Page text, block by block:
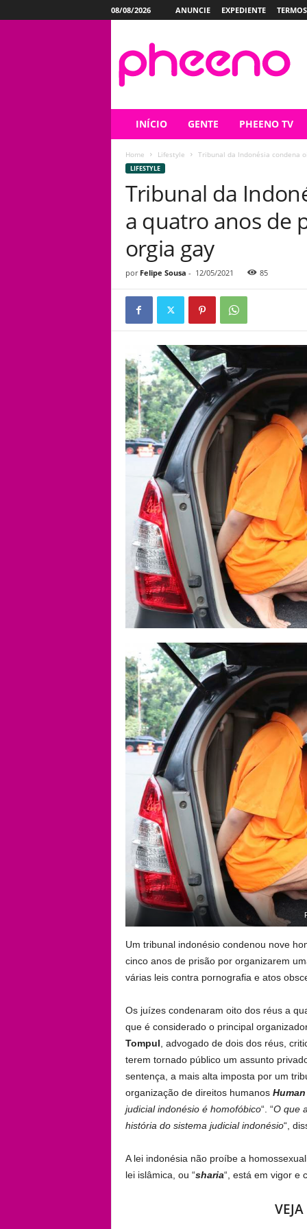
08/08/2026 ANUNCIE EXPEDIENTE
INÍCIO GENTE PHEENO TV
Home Lifestyle Tribunal da Indonésia condena
LIFESTYLE
Tribunal da
a quatro anos de
orgia gay
por Felipe Sousa - 12/05/2021 85
Um tribunal indonésio condenou nove
cinco anos de prisão por organizarem
várias leis contra pornografia e atos
Os juízes condenaram oito dos réus a
que é considerado o principal
Tompul , advogado de dois dos réus,
terem tornado público um assunto
sentença, a mais alta imposta por um
organização de direitos humanos
judicial indonésio é homofóbico“. “O que
história do sistema judicial indonésio“,
A lei indonésia não proíbe a
lei islâmica, ou “sharia“, está em vigor e